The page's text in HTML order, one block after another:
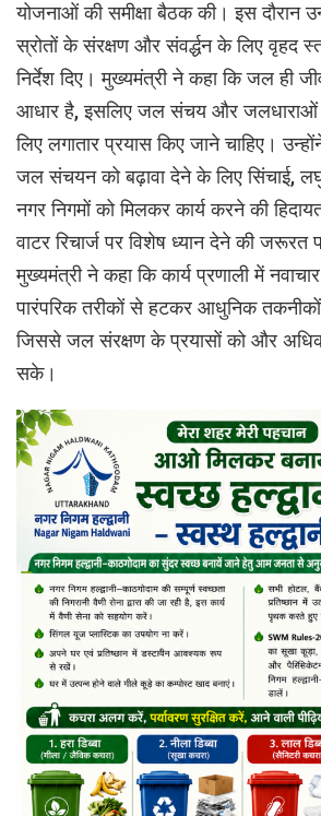
योजनाओं की समीक्षा बैठक की। इस दौरान
स्रोतों के संरक्षण और संवर्द्धन के लिए वृहद
निर्देश दिए। मुख्यमंत्री ने कहा कि जल ही
आधार है, इसलिए जल संचय और जलधाराओं
लिए लगातार प्रयास किए जाने चाहिए। उन्होंने
जल संचयन को बढ़ावा देने के लिए सिंचाई,
नगर निगमों को मिलकर कार्य करने की
वाटर रिचार्ज पर विशेष ध्यान देने की जरूरत
मुख्यमंत्री ने कहा कि कार्य प्रणाली में
पारंपरिक तरीकों से हटकर आधुनिक तकनीकों
जिससे जल संरक्षण के प्रयासों को और अधिक
सके।